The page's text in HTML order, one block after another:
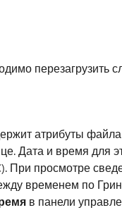
перезагрузить
атрибуты
Дата и время для
При просмотре
временем по
в панели